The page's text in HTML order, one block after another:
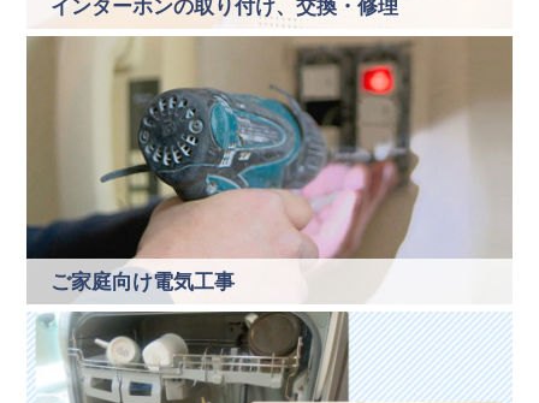
インターホンの取り付け、交換・修理
ご家庭向け電気工事